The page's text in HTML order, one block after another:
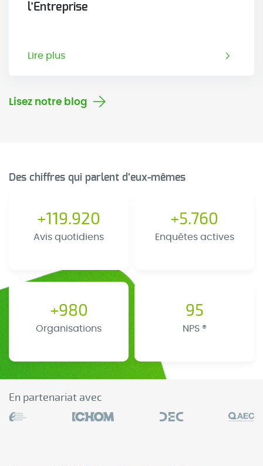
l’Entreprise
Lire plus
Lisez notre blog
Des chiffres qui parlent d'eux-mêmes
+119.920
Avis quotidiens
+5.760
Enquêtes actives
+980
Organisations
95
NPS ®
En partenariat avec